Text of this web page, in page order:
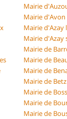
Mairie
Mairie d'Avon
Mairie d'Azay
Mairie d'Azay
Mairie de
Mairie de
Mairie de
Mairie de
Mairie de
Mairie de
Mairie de